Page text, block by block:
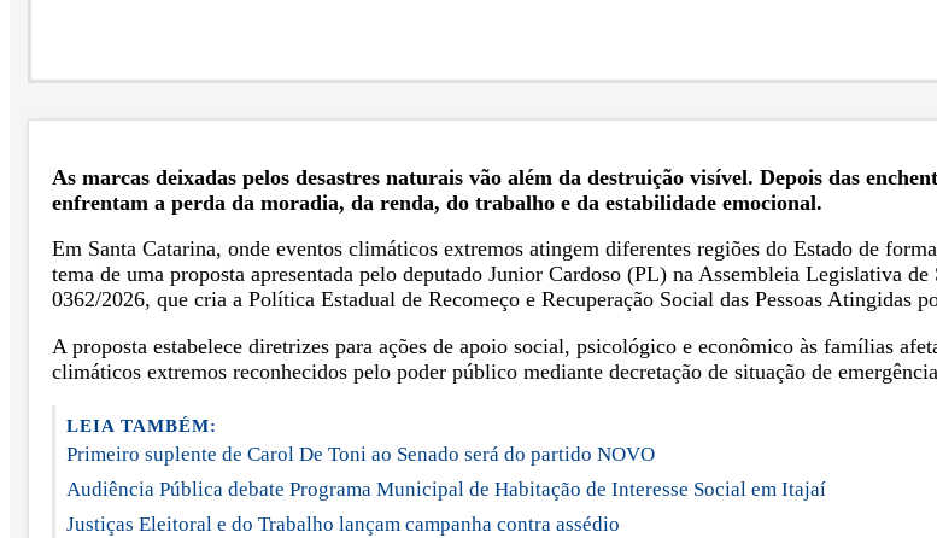
As marcas deixadas pelos desastres naturais vão além da destruição visível. Depois das
enfrentam a perda da moradia, da renda, do trabalho e da estabilidade emocional.
Em Santa Catarina, onde eventos climáticos extremos atingem diferentes regiões do Estado de
tema de uma proposta apresentada pelo deputado Junior Cardoso (PL) na Assembleia Legislativa
0362/2026, que cria a Política Estadual de Recomeço e Recuperação Social das Pessoas Atingidas
A proposta estabelece diretrizes para ações de apoio social, psicológico e econômico às famílias
climáticos extremos reconhecidos pelo poder público mediante decretação de situação de
LEIA TAMBÉM:
Primeiro suplente de Carol De Toni ao Senado será do partido NOVO
Audiência Pública debate Programa Municipal de Habitação de Interesse Social em Itajaí
Justiças Eleitoral e do Trabalho lançam campanha contra assédio